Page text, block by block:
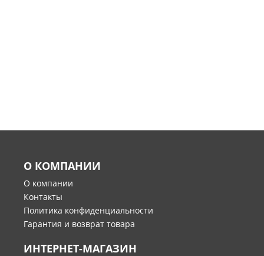
О КОМПАНИИ
О компании
Контакты
Политика конфиденциальности
Гарантия и возврат товара
ИНТЕРНЕТ-МАГАЗИН